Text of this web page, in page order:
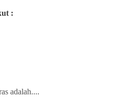
:
adalah....